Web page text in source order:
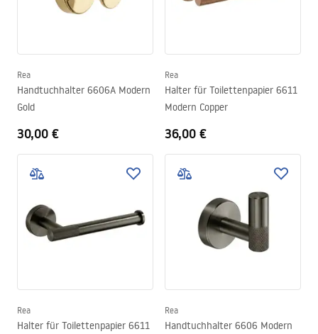
Rea
Handtuchhalter 6606A Modern
Gold
30,00 €
Rea
Halter für Toilettenpapier 6611
Modern Copper
36,00 €
Rea
Halter für Toilettenpapier 6611
Rea
Handtuchhalter 6606 Modern